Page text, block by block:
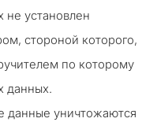
не установлен
стороной которого,
по которому
данных.
данные уничтожаются